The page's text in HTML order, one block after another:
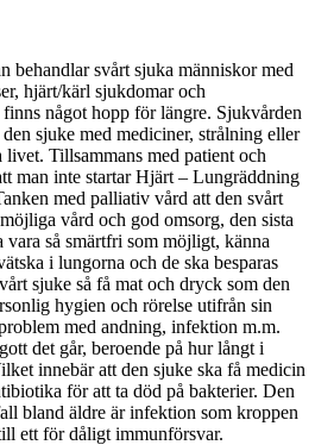
behandlar svårt sjuka människor med
hjärt/kärl sjukdomar och
något hopp för längre. Sjukvården
sjuke med mediciner, strålning eller
Tillsammans med patient och
man inte startar Hjärt – Lungräddning
med palliativ vård att den svårt
vård och god omsorg, den sista
så smärtfri som möjligt, känna
i lungorna och de ska besparas
sjuke så få mat och dryck som den
hygien och rörelse utifrån sin
med andning, infektion m.m.
det går, beroende på hur långt i
innebär att den sjuke ska få medicin
för att ta död på bakterier. Den
bland äldre är infektion som kroppen
ett för dåligt immunförsvar.